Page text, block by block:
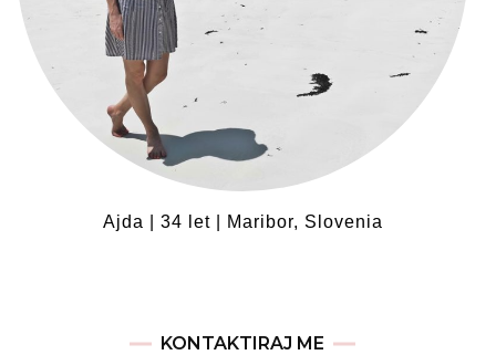
Ajda | 34 let | Maribor, Slovenia
KONTAKTIRAJ ME